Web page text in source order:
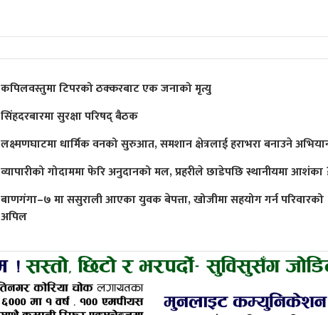
कपिलवस्तुमा टिपरको ठक्करबाट एक जनाको मृत्यु
सिंहदरबारमा सुरक्षा परिषद् बैठक
लक्ष्मणघाटमा धार्मिक वनको सुरुआत, समशान क्षेत्रलाई हराभरा बनाउने
व्यापारीको गोदाममा फेरि अनुदानको मल, प्रहरीले छाडेपछि स्थानीयमा आशंका
बाणगंगा–७ मा ससुराली आएका युवक बेपत्ता, खोजीमा सहयोग गर्न परिवारको
अपिल